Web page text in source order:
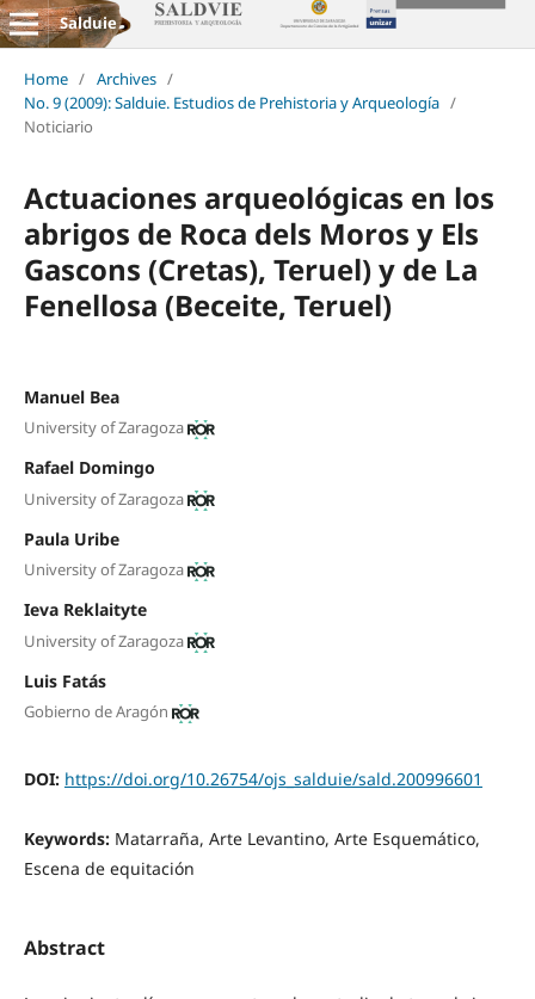
Salduie
Home / Archives /
No. 9 (2009): Salduie. Estudios de Prehistoria y Arqueología /
Noticiario
Actuaciones arqueológicas en los
abrigos de Roca dels Moros y Els
Gascons (Cretas), Teruel) y de La
Fenellosa (Beceite, Teruel)
Manuel Bea
University of Zaragoza
Rafael Domingo
University of Zaragoza
Paula Uribe
University of Zaragoza
Ieva Reklaityte
University of Zaragoza
Luis Fatás
Gobierno de Aragón
DOI: https://doi.org/10.26754/ojs_salduie/sald.200996601
Keywords: Matarraña, Arte Levantino, Arte Esquemático,
Escena de equitación
Abstract